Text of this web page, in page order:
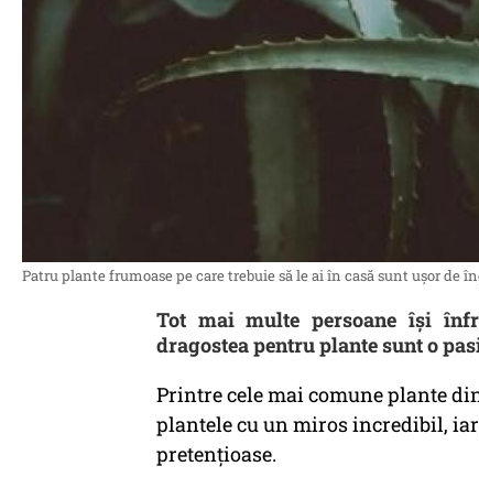
Patru plante frumoase pe care trebuie să le ai în casă sunt ușor de
Tot mai multe persoane își
dragostea pentru plante sunt o
Printre cele mai comune plante
plantele cu un miros incredibil,
pretențioase.